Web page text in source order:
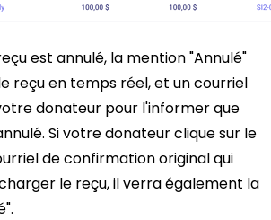
est annulé, la mention "Annulé"
reçu en temps réel, et un courriel
donateur pour l'informer que
Si votre donateur clique sur le
de confirmation original qui
le reçu, il verra également la